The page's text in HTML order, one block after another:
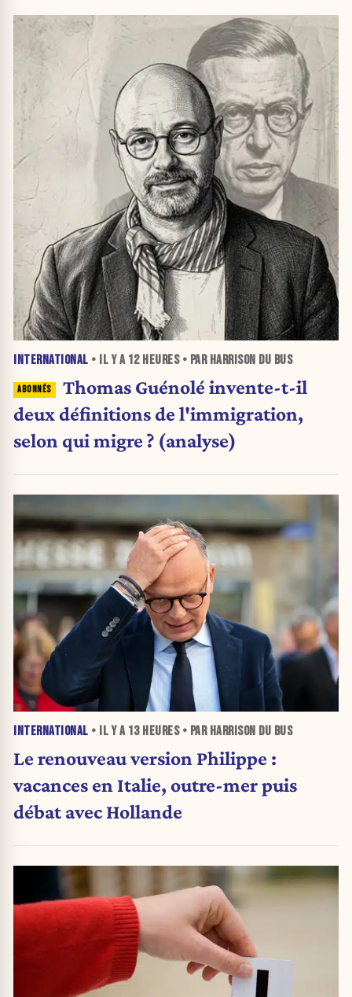
INTERNATIONAL • IL Y A 12 HEURES• PAR HARRISON DU BUS
Thomas Guénolé invente-t-il
deux définitions de l'immigration,
selon qui migre ? (analyse)
INTERNATIONAL • IL Y A 13 HEURES• PAR HARRISON DU BUS
Le renouveau version Philippe :
vacances en Italie, outre-mer puis
débat avec Hollande